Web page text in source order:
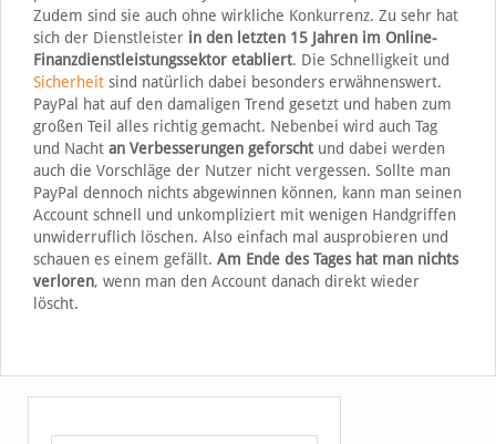
Zudem sind sie auch ohne wirkliche Konkurrenz. Zu sehr hat
sich der Dienstleister in den letzten 15 Jahren im Online-
Finanzdienstleistungssektor etabliert. Die Schnelligkeit und
Sicherheitsind natürlich dabei besonders erwähnenswert.
PayPal hat auf den damaligen Trend gesetzt und haben zum
großen Teil alles richtig gemacht. Nebenbei wird auch Tag
und Nacht an Verbesserungen geforschtund dabei werden
auch die Vorschläge der Nutzer nicht vergessen. Sollte man
PayPal dennoch nichts abgewinnen können, kann man seinen
Account schnell und unkompliziert mit wenigen Handgriffen
unwiderruflich löschen. Also einfach mal ausprobieren und
schauen es einem gefällt. Am Ende des Tages hat man nichts
verloren, wenn man den Account danach direkt wieder
löscht.